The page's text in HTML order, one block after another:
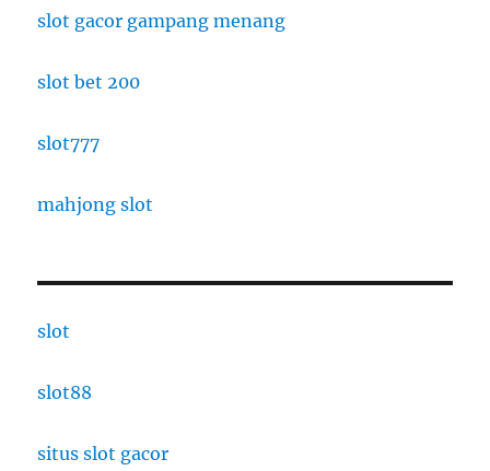
slot gacor gampang menang
slot bet 200
slot777
mahjong slot
slot
slot88
situs slot gacor